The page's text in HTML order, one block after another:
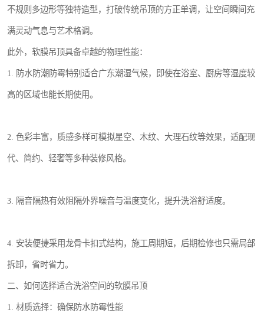
不规则多边形等独特造型，打破传统吊顶的方正单调，让空间瞬间充
满灵动气息与艺术格调。
此外，软膜吊顶具备卓越的物理性能：
1. 防水防潮防霉特别适合广东潮湿气候，即使在浴室、厨房等湿度较
高的区域也能长期使用。
2. 色彩丰富，质感多样可模拟星空、木纹、大理石纹等效果，适配现
代、简约、轻奢等多种装修风格。
3. 隔音隔热有效阻隔外界噪音与温度变化，提升洗浴舒适度。
4. 安装便捷采用龙骨卡扣式结构，施工周期短，后期检修也只需局部
拆卸，省时省力。
二、如何选择适合洗浴空间的软膜吊顶
1. 材质选择：确保防水防霉性能